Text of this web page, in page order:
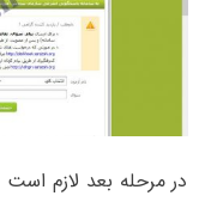
در مرحله بعد لازم